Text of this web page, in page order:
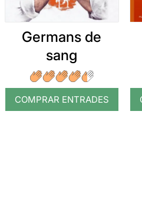
Germans de
sang
COMPRAR ENTRADES